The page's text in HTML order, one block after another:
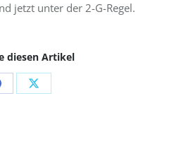
jetzt unter der 2-G-Regel.
diesen Artikel
Share